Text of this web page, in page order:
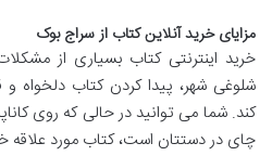
مزایای خرید آنلاین کتاب از سراج بوک
خرید اینترنتی کتاب بسیاری از
شلوغی شهر، پیدا کردن کتاب دلخواه
کند. شما می توانید در حالی که روی
چای در دستتان است، کتاب مورد